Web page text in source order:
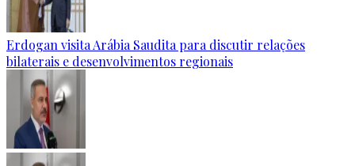
Erdogan visita Arábia Saudita para discutir relações
bilaterais e desenvolvimentos regionais